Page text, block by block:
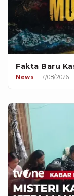
Fakta Baru
News 7/08/2026